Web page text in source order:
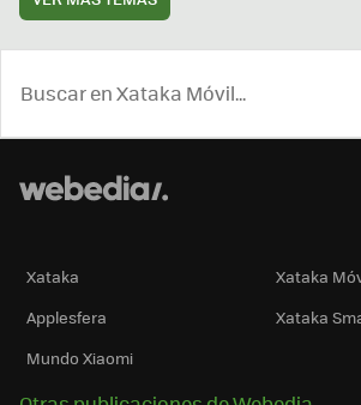
Xataka
Xataka
Applesfera
Xataka
Mundo Xiaomi